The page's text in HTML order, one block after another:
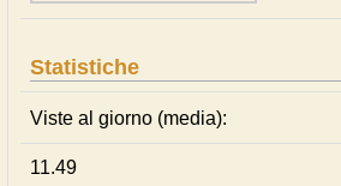
Statistiche
Viste al giorno (media):
11.49